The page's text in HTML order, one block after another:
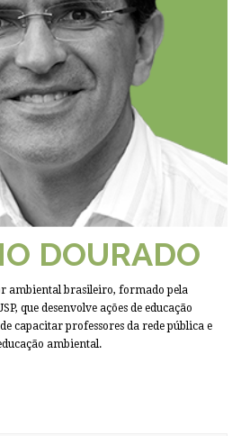
DOURADO
ambiental brasileiro, formado pela
que desenvolve ações de educação
capacitar professores da rede pública e
ambiental.